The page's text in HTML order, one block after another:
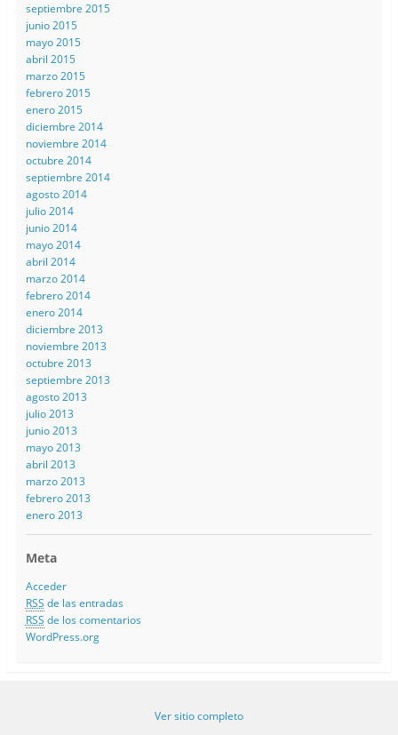
septiembre 2015
junio 2015
mayo 2015
abril 2015
marzo 2015
febrero 2015
enero 2015
diciembre 2014
noviembre 2014
octubre 2014
septiembre 2014
agosto 2014
julio 2014
junio 2014
mayo 2014
abril 2014
marzo 2014
febrero 2014
enero 2014
diciembre 2013
noviembre 2013
octubre 2013
septiembre 2013
agosto 2013
julio 2013
junio 2013
mayo 2013
abril 2013
marzo 2013
febrero 2013
enero 2013
Meta
Acceder
RSS de las entradas
RSS de los comentarios
WordPress.org
Ver sitio completo